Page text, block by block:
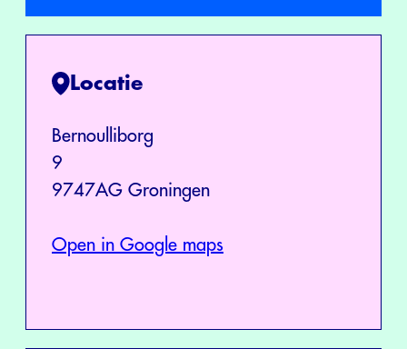
Locatie
Bernoulliborg
9
9747AG Groningen
Open in Google maps